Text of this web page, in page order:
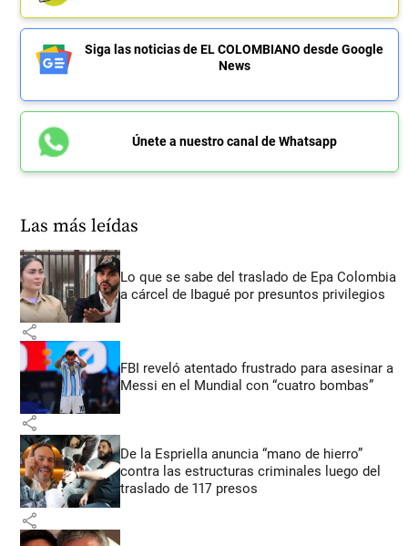
Siga las noticias de EL COLOMBIANO desde Google
News
Únete a nuestro canal de Whatsapp
Las más leídas
Lo que se sabe del traslado de Epa Colombia
a cárcel de Ibagué por presuntos privilegios
share
FBI reveló atentado frustrado para asesinar a
Messi en el Mundial con “cuatro bombas”
share
De la Espriella anuncia “mano de hierro”
contra las estructuras criminales luego del
traslado de 117 presos
share